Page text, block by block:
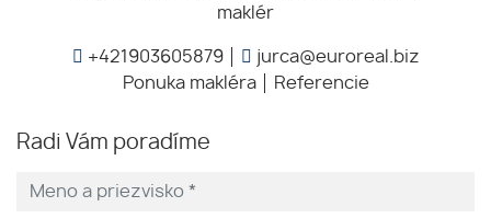
maklér
+421903605879
jurca@euroreal.biz
Ponuka makléra
Referencie
Radi Vám poradíme